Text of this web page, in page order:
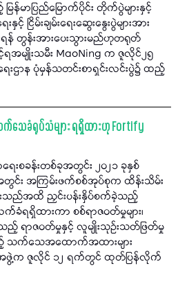
ြန်မာပြည်မြောက်ပိုင်း တိုက်ပွဲများနှင့်
မ်းချမ်းရေးဆွေးနွေးပွဲများအား
န် တွန်းအားပေးသွားမည်ဟုတရုတ်
ခွင့်ရအမျိုးသမီး MaoNing က ဇူလိုင်၂၅
းဌာန ပုံမှန်သတင်းစာရှင်းလင်းပွဲ၌ ထည့်
က်သေခံရုပ်သံများ ရရှိထားဟု Fortify
ေးစခန်းတစ်ခုအတွင်း ၂၀၂၁ ခုနှစ်
း အကြမ်းဖက်စစ်အုပ်စုက ထိန်းသိမ်း
သည်အထိ ညှင်းပန်းနှိပ်စက်ခဲ့သည့်
ရရှိထားကာ စစ်ရာဇဝတ်မှုများ၊
ည့် ရာဇဝတ်မှုနှင့် လူမျိုးသုဉ်းသတ်ဖြတ်မှု
သက်သေအထောက်အထားများ
အဖွဲ့က ဇူလိုင် ၁၂ ရက်တွင် ထုတ်ပြန်လိုက်